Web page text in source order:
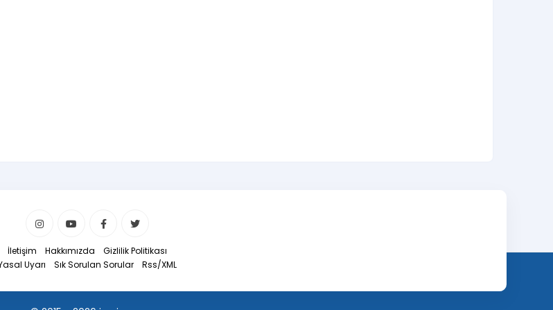
İletişim Hakkımızda
Gizlilik Politikası
Uyarı
Sık Sorulan Sorular Rss/XML